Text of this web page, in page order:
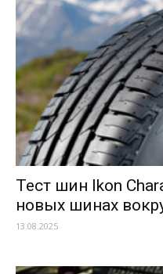
Тест шин Ikon
новых шинах
13.08.2025